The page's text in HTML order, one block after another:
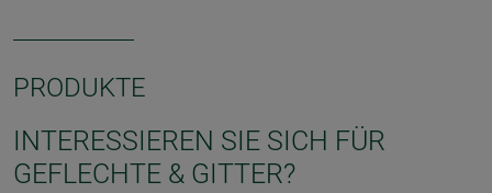
PRODUKTE
INTERESSIEREN SIE SICH FÜR
GEFLECHTE & GITTER?